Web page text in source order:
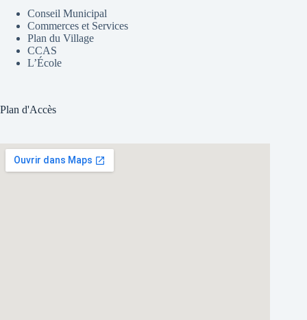
Conseil Municipal
Commerces et Services
Plan du Village
CCAS
L’École
Plan d'Accès